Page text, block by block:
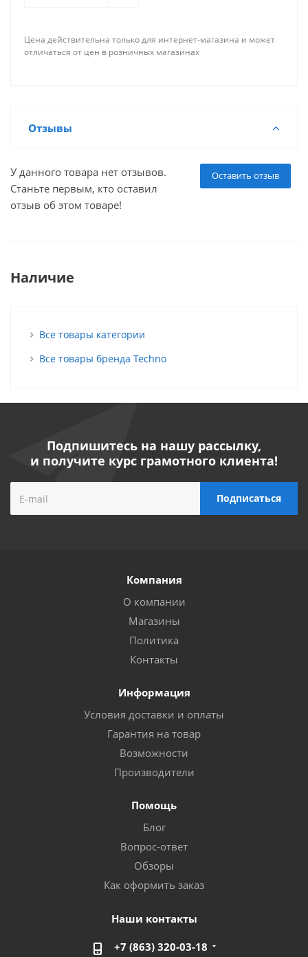
Цена действительна только для интернет-магазина и может
отличаться от цен в розничных магазинах
Отзывы
Оставить отзыв
У данного товара нет отзывов.
Станьте первым, кто оставил
отзыв об этом товаре!
Наличие
Все товары категории
Все товары бренда Techno
Подпишитесь на нашу рассылку,
и получите курс грамотного клиента!
Компания
О компании
Магазины
Политика
Контакты
Информация
Условия доставки и оплаты
Гарантия на товар
Возможности
Производители
Помощь
Блог
Вопрос-ответ
Обзоры
Как оформить заказ
Наши контакты
+7 (863) 320-03-18